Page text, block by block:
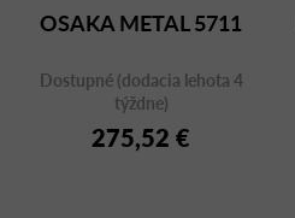
OSAKA METAL 5711
Dostupné (dodacia lehota 4
týždne)
275,52 €